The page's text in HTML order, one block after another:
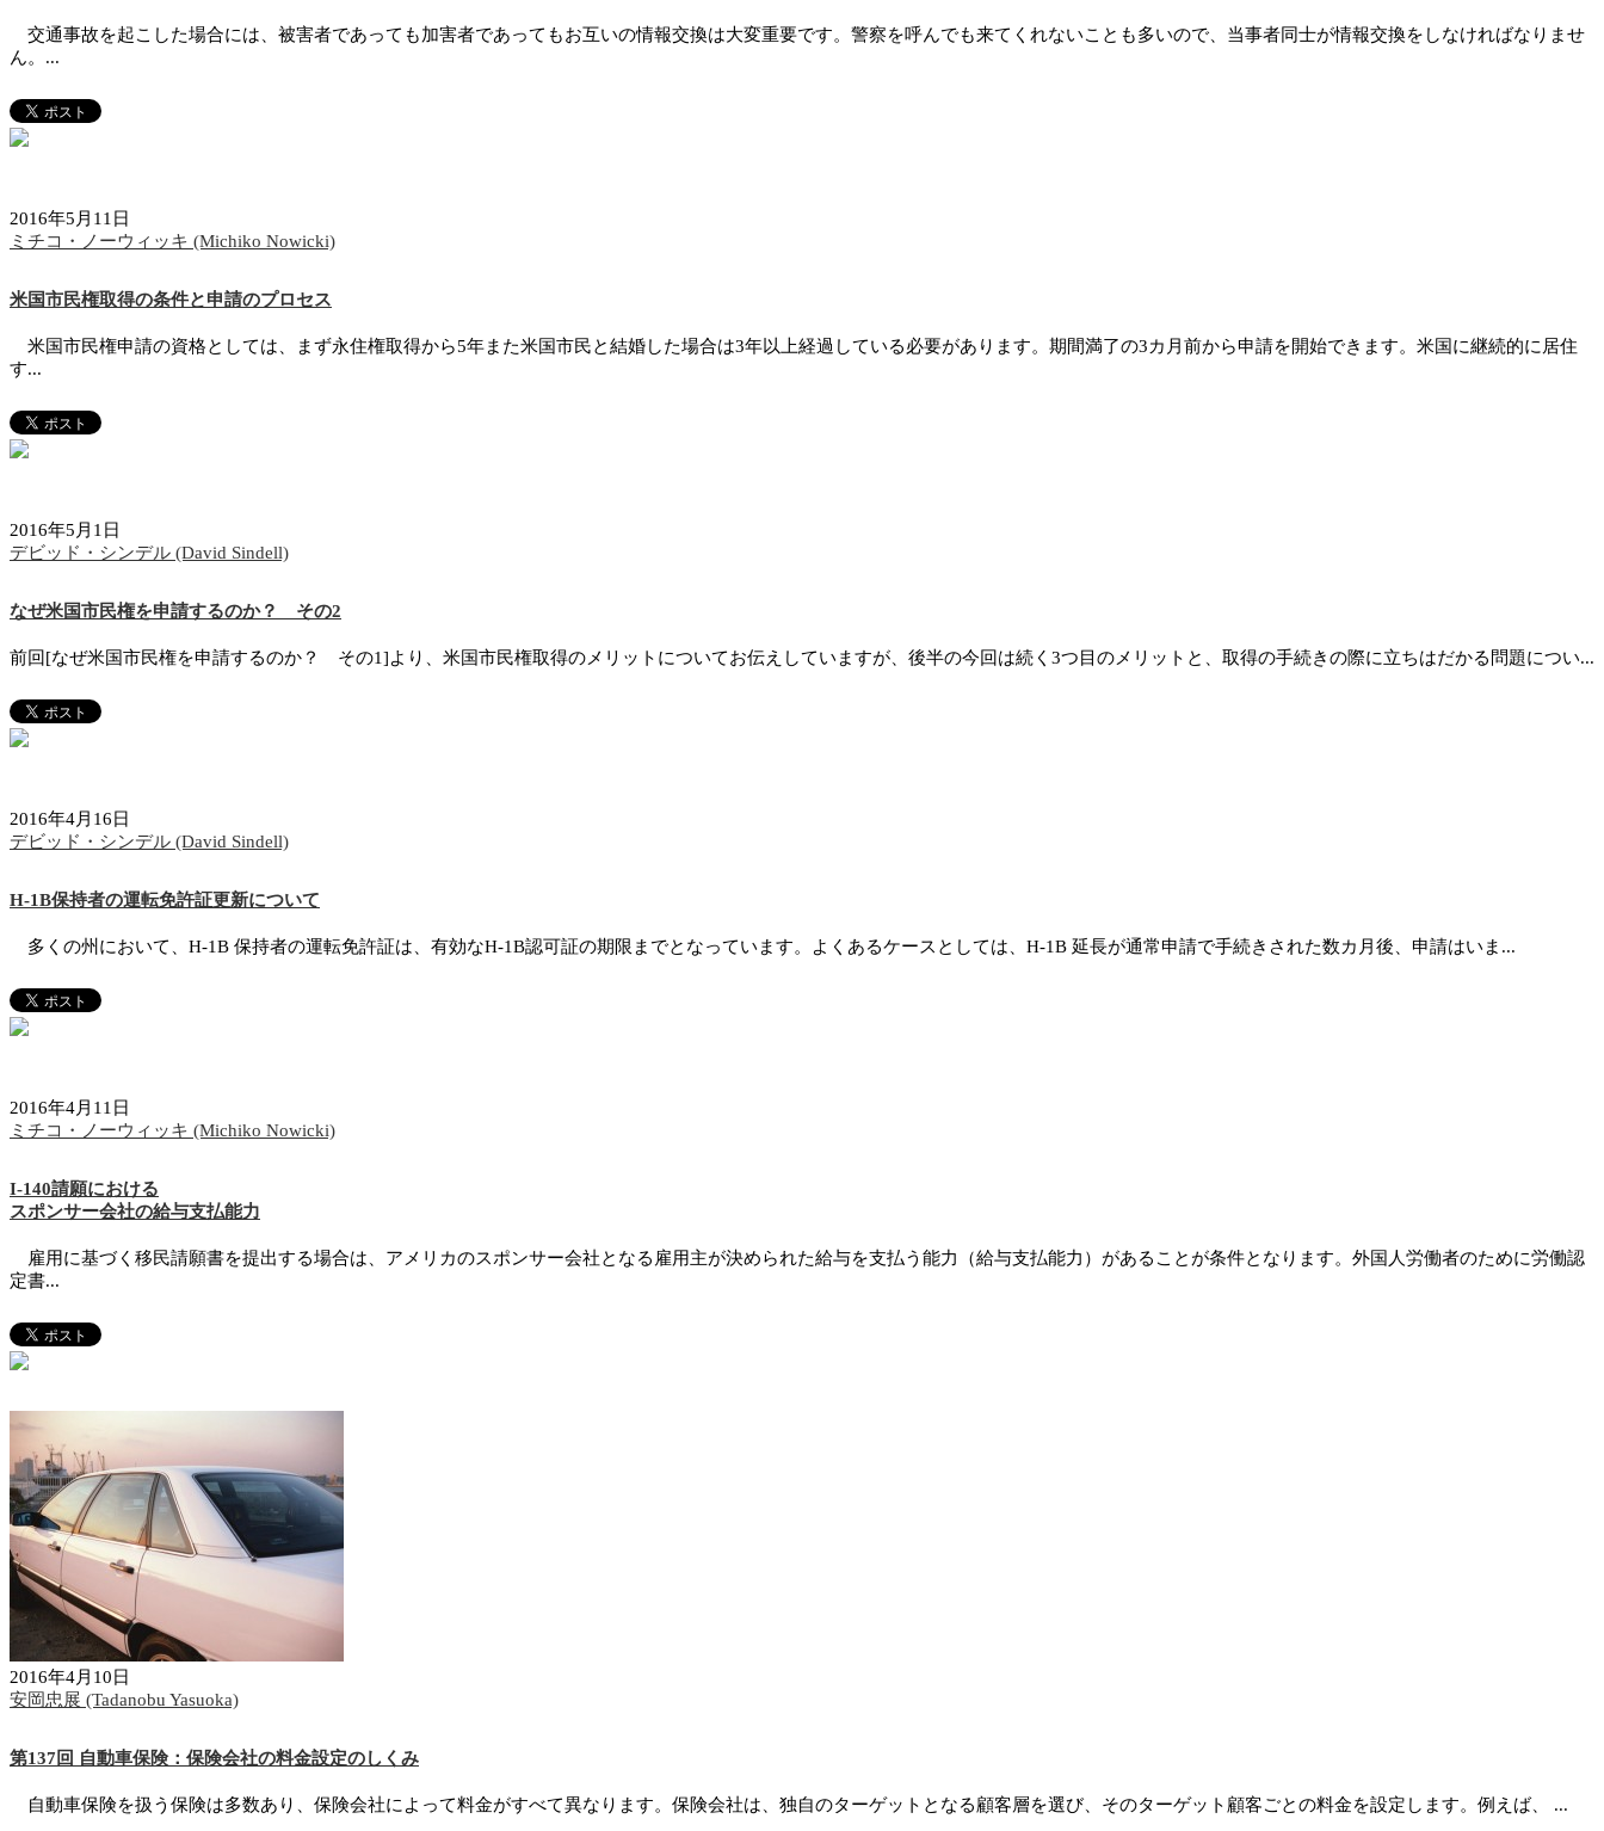
交通事故を起こした場合には、被害者であっても加害者であってもお互いの情報交換は大変重要です。警察を呼んでも来てくれないことも多いので、当事者同士が情報交換をしなければなりませ
ん。...
2016年5月11日
ミチコ・ノーウィッキ (Michiko Nowicki)
米国市民権取得の条件と申請のプロセス
米国市民権申請の資格としては、まず永住権取得から5年また米国市民と結婚した場合は3年以上経過している必要があります。期間満了の3カ月前から申請を開始できます。米国に継続的に居住
す...
2016年5月1日
デビッド・シンデル (David Sindell)
なぜ米国市民権を申請するのか？ その2
前回[なぜ米国市民権を申請するのか？ その1]より、米国市民権取得のメリットについてお伝えしていますが、後半の今回は続く3つ目のメリットと、取得の手続きの際に立ちはだかる問題につい...
2016年4月16日
デビッド・シンデル (David Sindell)
H-1B保持者の運転免許証更新について
多くの州において、H-1B 保持者の運転免許証は、有効なH-1B認可証の期限までとなっています。よくあるケースとしては、H-1B 延長が通常申請で手続きされた数カ月後、申請はいま...
2016年4月11日
ミチコ・ノーウィッキ (Michiko Nowicki)
I-140請願における
スポンサー会社の給与支払能力
雇用に基づく移民請願書を提出する場合は、アメリカのスポンサー会社となる雇用主が決められた給与を支払う能力（給与支払能力）があることが条件となります。外国人労働者のために労働認
定書...
2016年4月10日
安岡忠展 (Tadanobu Yasuoka)
第137回 自動車保険：保険会社の料金設定のしくみ
自動車保険を扱う保険は多数あり、保険会社によって料金がすべて異なります。保険会社は、独自のターゲットとなる顧客層を選び、そのターゲット顧客ごとの料金を設定します。例えば、 ...